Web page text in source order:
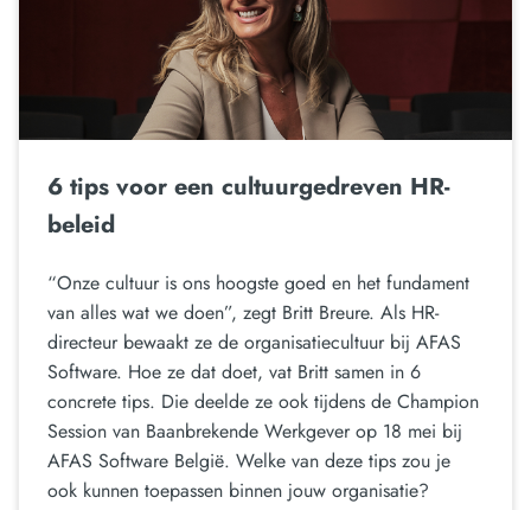
6 tips voor een cultuurgedreven HR-
beleid
“Onze cultuur is ons hoogste goed en het fundament
van alles wat we doen”, zegt Britt Breure. Als HR-
directeur bewaakt ze de organisatiecultuur bij AFAS
Software. Hoe ze dat doet, vat Britt samen in 6
concrete tips. Die deelde ze ook tijdens de Champion
Session van Baanbrekende Werkgever op 18 mei bij
AFAS Software België. Welke van deze tips zou je
ook kunnen toepassen binnen jouw organisatie?